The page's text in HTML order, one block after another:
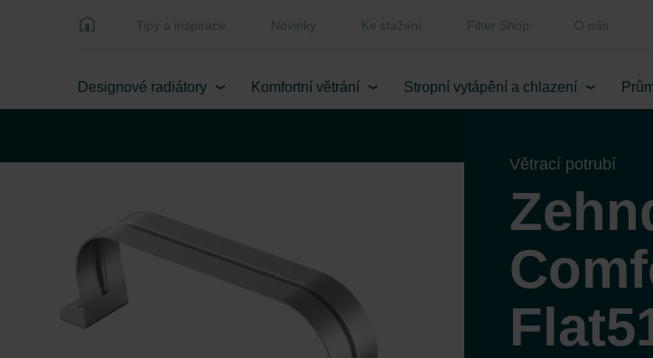
Tipy a inspirace Novinky Ke stažení Filter Shop O nás
Designové radiátory Komfortní větrání Stropní vytápění a chlazení
Větrací potrubí